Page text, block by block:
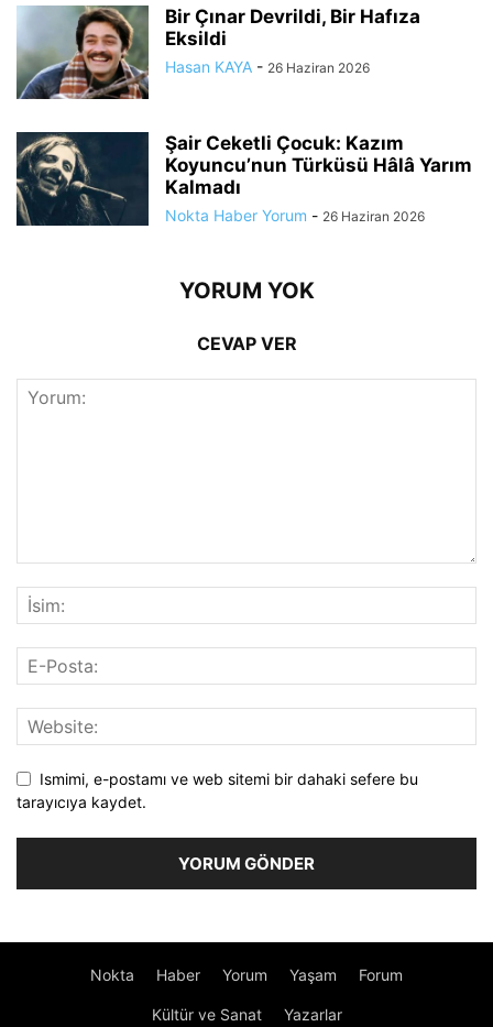
Bir Çınar Devrildi, Bir Hafıza
Eksildi
Hasan KAYA - 26 Haziran 2026
Şair Ceketli Çocuk: Kazım
Koyuncu’nun Türküsü Hâlâ Yarım
Kalmadı
Nokta Haber Yorum - 26 Haziran 2026
YORUM YOK
CEVAP VER
Ismimi, e-postamı ve web sitemi bir dahaki sefere bu
tarayıcıya kaydet.
Nokta Haber Yorum Yaşam Forum
Kültür ve Sanat Yazarlar